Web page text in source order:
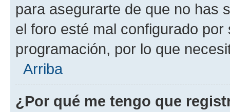
para asegurarte de que no has
el foro esté mal configurado
programación, por lo que
Arriba
¿Por qué me tengo que